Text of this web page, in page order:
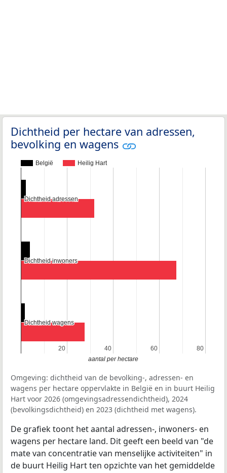
Dichtheid per hectare van adressen,
bevolking en wagens
België Heilig Hart
20
20 40
40 60
60 80
80
Dichtheid adressen
Dichtheid adressen
Dichtheid inwoners
Dichtheid inwoners
Dichtheid wagens
Dichtheid wagens
aantal per hectare
Omgeving: dichtheid van de bevolking-, adressen- en
wagens per hectare oppervlakte in België en in buurt Heilig
Hart voor 2026 (omgevingsadressendichtheid), 2024
(bevolkingsdichtheid) en 2023 (dichtheid met wagens).
De grafiek toont het aantal adressen-, inwoners- en
wagens per hectare land. Dit geeft een beeld van "de
mate van concentratie van menselijke activiteiten" in
de buurt Heilig Hart ten opzichte van het gemiddelde